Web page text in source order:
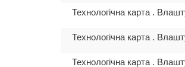
Технологічна карта .
Технологічна карта .
Технологічна карта .